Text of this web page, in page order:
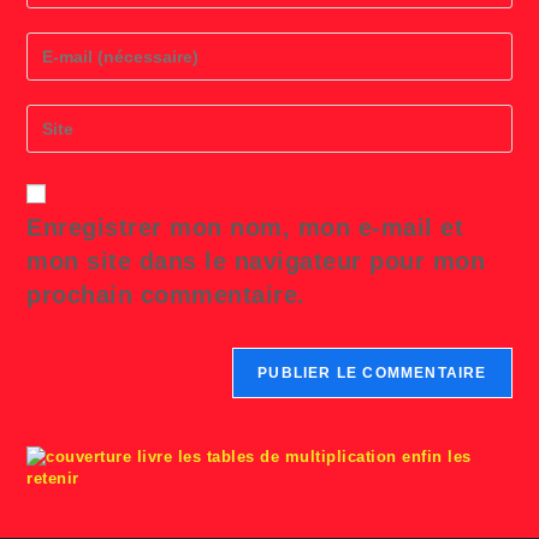
or
username
to
comment
Enter
your
address
comment
Saisir
l’URL
votre
site
(facultatif)
Enregistrer mon nom, mon e-mail et
mon site dans le navigateur pour mon
prochain commentaire.